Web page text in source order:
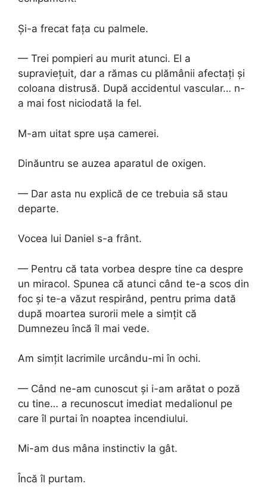
Și-a frecat fața cu palmele.
— Trei pompieri au murit atunci. El a
supraviețuit, dar a rămas cu plămânii afectați și
coloana distrusă. După accidentul vascular… n-
a mai fost niciodată la fel.
M-am uitat spre ușa camerei.
Dinăuntru se auzea aparatul de oxigen.
— Dar asta nu explică de ce trebuia să stau
departe.
Vocea lui Daniel s-a frânt.
— Pentru că tata vorbea despre tine ca despre
un miracol. Spunea că atunci când te-a scos din
foc și te-a văzut respirând, pentru prima dată
după moartea surorii mele a simțit că
Dumnezeu încă îl mai vede.
Am simțit lacrimile urcându-mi în ochi.
— Când ne-am cunoscut și i-am arătat o poză
cu tine… a recunoscut imediat medalionul pe
care îl purtai în noaptea incendiului.
Mi-am dus mâna instinctiv la gât.
Încă îl purtam.